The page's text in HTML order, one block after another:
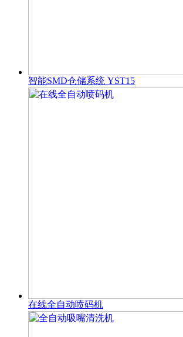
智能SMD仓储系统 YST15
在线全自动喷码机